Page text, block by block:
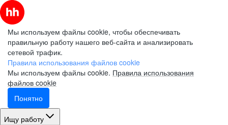
Мы используем файлы cookie, чтобы обеспечивать
правильную работу нашего веб-сайта и анализировать
сетевой трафик.
Правила использования файлов cookie
Мы используем файлы cookie. Правила использования
файлов cookie
Понятно
Ищу работу